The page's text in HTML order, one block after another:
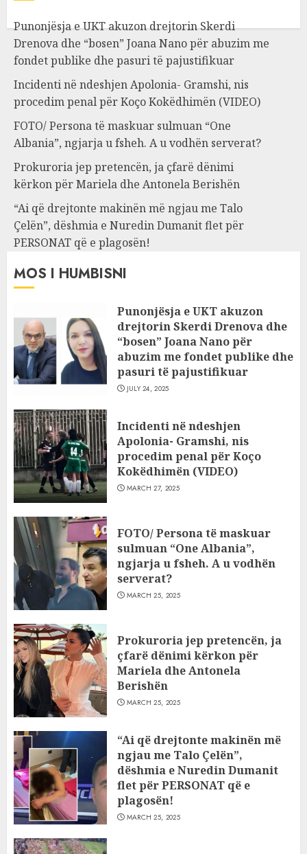
Punonjësja e UKT akuzon drejtorin Skerdi
Drenova dhe “bosen” Joana Nano për abuzim me
fondet publike dhe pasuri të pajustifikuar
Incidenti në ndeshjen Apolonia- Gramshi, nis
procedim penal për Koço Kokëdhimën (VIDEO)
FOTO/ Persona të maskuar sulmuan “One
Albania”, ngjarja u fsheh. A u vodhën serverat?
Prokuroria jep pretencën, ja çfarë dënimi
kërkon për Mariela dhe Antonela Berishën
“Ai që drejtonte makinën më ngjau me Talo
Çelën”, dëshmia e Nuredin Dumanit flet për
PERSONAT që e plagosën!
MOS I HUMBISNI
Punonjësja e UKT akuzon
drejtorin Skerdi Drenova dhe
“bosen” Joana Nano për
abuzim me fondet publike dhe
pasuri të pajustifikuar
JULY 24, 2025
Incidenti në ndeshjen
Apolonia- Gramshi, nis
procedim penal për Koço
Kokëdhimën (VIDEO)
MARCH 27, 2025
FOTO/ Persona të maskuar
sulmuan “One Albania”,
ngjarja u fsheh. A u vodhën
serverat?
MARCH 25, 2025
Prokuroria jep pretencën, ja
çfarë dënimi kërkon për
Mariela dhe Antonela
Berishën
MARCH 25, 2025
“Ai që drejtonte makinën më
ngjau me Talo Çelën”,
dëshmia e Nuredin Dumanit
flet për PERSONAT që e
plagosën!
MARCH 25, 2025